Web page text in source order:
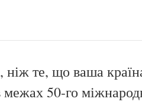
ніж те, що ваша
50-го